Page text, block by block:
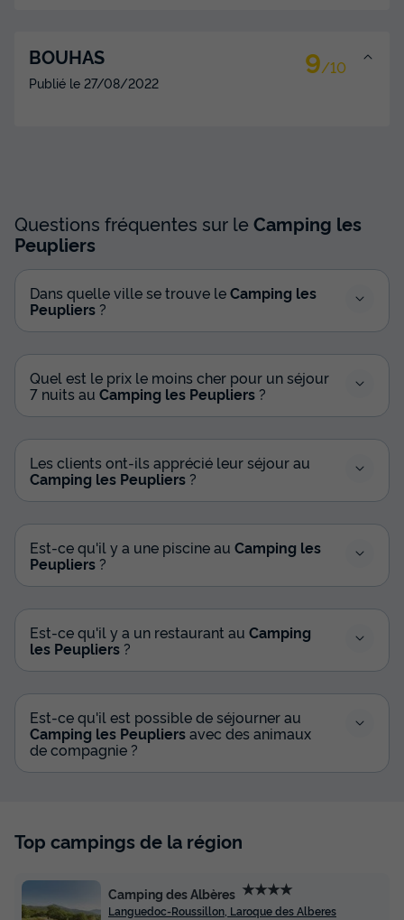
BOUHAS 9/10
Publié le 27/08/2022
Questions fréquentes sur leCamping les
Peupliers
Dans quelle ville se trouve leCamping les
Peupliers ?
Quel est le prix le moins cher pour un séjour
7 nuits au Camping les Peupliers ?
Les clients ont-ils apprécié leur séjour au
Camping les Peupliers ?
Est-ce qu'il y a une piscine au Camping les
Peupliers ?
Est-ce qu'il y a un restaurant au Camping
les Peupliers ?
Est-ce qu'il est possible de séjourner au
Camping les Peupliersavec des animaux
de compagnie ?
Top campings de la région
Camping des Albères ★★★★
Languedoc-Roussillon, Laroque des Alberes